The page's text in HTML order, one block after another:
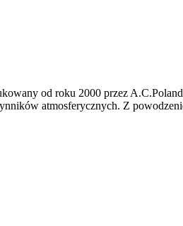
od roku 2000 przez
atmosferycznych. Z